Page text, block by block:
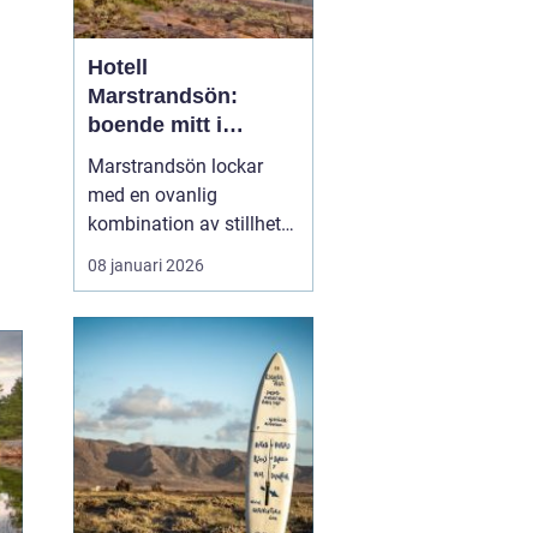
Hotell
Marstrandsön:
boende mitt i
Bohusläns
skärgårdspuls
Marstrandsön lockar
med en ovanlig
kombination av stillhet
och liv. Här möts salta
bad, segelbåtar,
moderna restauranger
inom några få minuters
promenad. För många är
valet ...
08 januari 2026